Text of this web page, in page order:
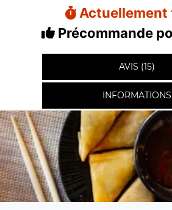
Actuellement
Précommande
AVIS (15)
INFORMATIONS